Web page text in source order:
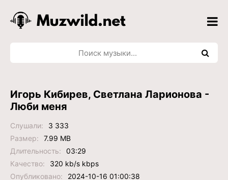
Игорь Кибирев, Светлана Ларионова -
Люби меня
Слушали:
3 333
Размер:
7.99 MB
Длительность:
03:29
Качество:
320 kb/s kbps
Опубликовано:
2024-10-16 01:00:38